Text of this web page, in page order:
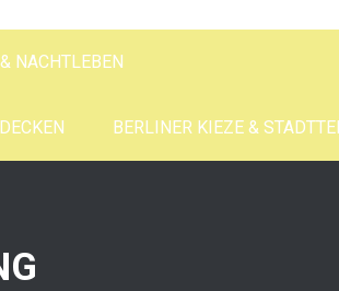
NACHTLEBEN
BERLINER KIEZE &